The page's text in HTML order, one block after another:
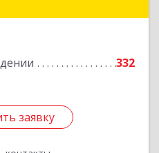
332
заявку
Подробнее
заявку